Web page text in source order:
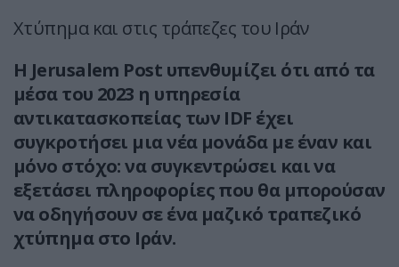
Χτύπημα και στις τράπεζες του Ιράν
Η Jerusalem Post υπενθυμίζει ότι από τα
μέσα του 2023 η υπηρεσία
αντικατασκοπείας των IDF έχει
συγκροτήσει μια νέα μονάδα με έναν και
μόνο στόχο: να συγκεντρώσει και να
εξετάσει πληροφορίες που θα μπορούσαν
να οδηγήσουν σε ένα μαζικό τραπεζικό
χτύπημα στο Ιράν.